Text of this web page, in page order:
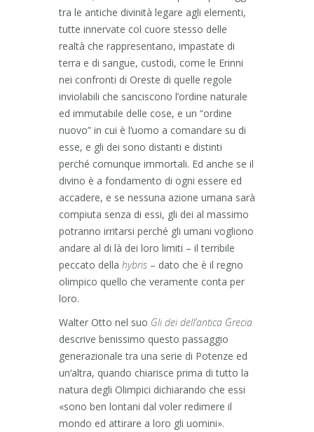
tra le antiche divinità legare agli elementi,
tutte innervate col cuore stesso delle
realtà che rappresentano, impastate di
terra e di sangue, custodi, come le Erinni
nei confronti di Oreste di quelle regole
inviolabili che sanciscono l’ordine naturale
ed immutabile delle cose, e un “ordine
nuovo” in cui è l’uomo a comandare su di
esse, e gli dei sono distanti e distinti
perché comunque immortali. Ed anche se il
divino è a fondamento di ogni essere ed
accadere, e se nessuna azione umana sarà
compiuta senza di essi, gli dei al massimo
potranno irritarsi perché gli umani vogliono
andare al di là dei loro limiti – il terribile
peccato della hybris – dato che è il regno
olimpico quello che veramente conta per
loro.
Walter Otto nel suo Gli dei dell’antica Grecia
descrive benissimo questo passaggio
generazionale tra una serie di Potenze ed
un‘altra, quando chiarisce prima di tutto la
natura degli Olimpici dichiarando che essi
«sono ben lontani dal voler redimere il
mondo ed attirare a loro gli uomini».